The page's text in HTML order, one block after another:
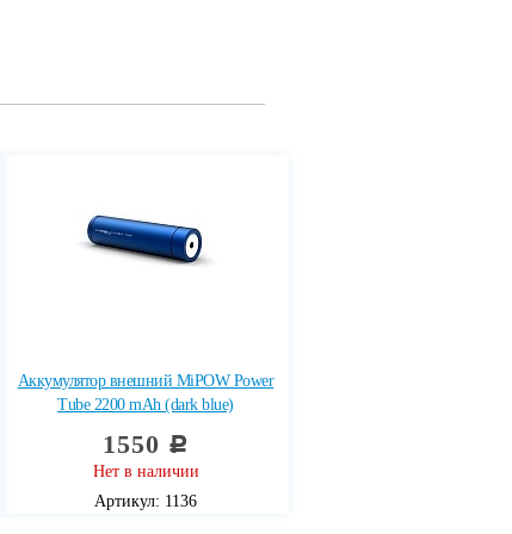
Аккумулятор внешний MiPOW Power
Tube 2200 mAh (dark blue)
1550 c
Нет в наличии
Артикул: 1136